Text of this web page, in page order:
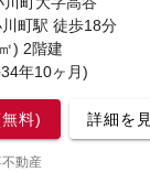
町駅 徒歩18分
) 2階建
年10ヶ月)
料) 詳細を
動産